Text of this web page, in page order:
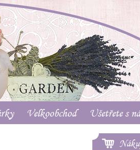
Velkoobchod Ušetřete s